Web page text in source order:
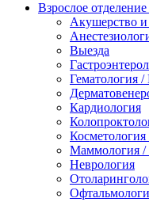
Взрослое отделение
Акушерство и
Выезда
Гематология /
Кардиология
Косметология
Маммология /
Неврология